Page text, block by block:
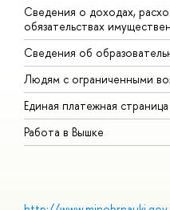
Сведения о доходах,
обязательствах
Сведения об
Людям с ограниченными
Единая платежная страница
Работа в Вышке